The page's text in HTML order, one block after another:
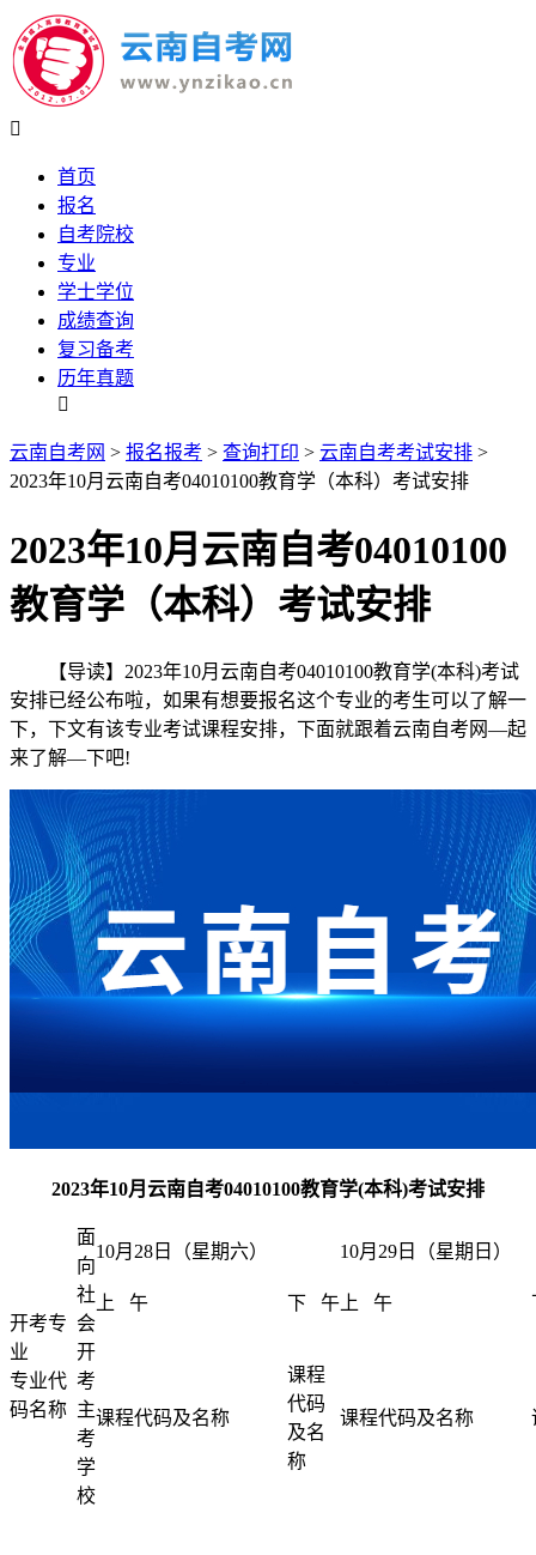

首页
报名
自考院校
专业
学士学位
成绩查询
复习备考
历年真题

云南自考网 > 报名报考 > 查询打印 > 云南自考考试安排 >
2023年10月云南自考04010100教育学（本科）考试安排
2023年10月云南自考04010100
教育学（本科）考试安排
【导读】2023年10月云南自考04010100教育学(本科)考试
安排已经公布啦，如果有想要报名这个专业的考生可以了解一
下，下文有该专业考试课程安排，下面就跟着云南自考网—起
来了解—下吧!
2023年10月云南自考04010100教育学(本科)考试安排
开考专
业
专业代
码名称
面
向
社
会
开
考
主
考
学
校
10月28日（星期六） 10月29日（星期日）
上 午 下 午 上 午
课程代码及名称
课程
代码
及名
称
课程代码及名称